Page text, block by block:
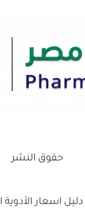
حقوق النشر
دليل اسعار